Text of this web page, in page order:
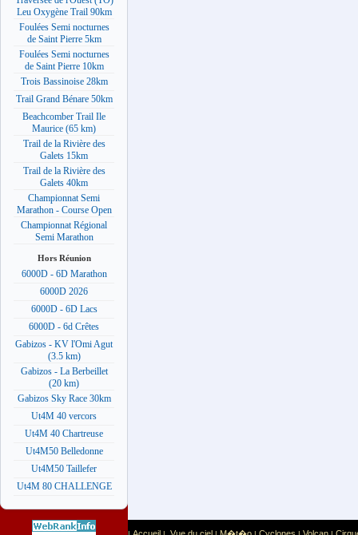
Leu Oxygène Trail 90km
Foulées Semi nocturnes
de Saint Pierre 5km
Foulées Semi nocturnes
de Saint Pierre 10km
Trois Bassinoise 28km
Trail Grand Bénare 50km
Beachcomber Trail Ile
Maurice (65 km)
Trail de la Rivière des
Galets 15km
Trail de la Rivière des
Galets 40km
Championnat Semi
Marathon - Course Open
Championnat Régional
Semi Marathon
Hors Réunion
6000D - 6D Marathon
6000D 2026
6000D - 6D Lacs
6000D - 6d Crêtes
Gabizos - KV l'Omi Agut
(3.5 km)
Gabizos - La Berbeillet
(20 km)
Gabizos Sky Race 30km
Ut4M 40 vercors
Ut4M 40 Chartreuse
Ut4M50 Belledonne
Ut4M50 Taillefer
Ut4M 80 CHALLENGE